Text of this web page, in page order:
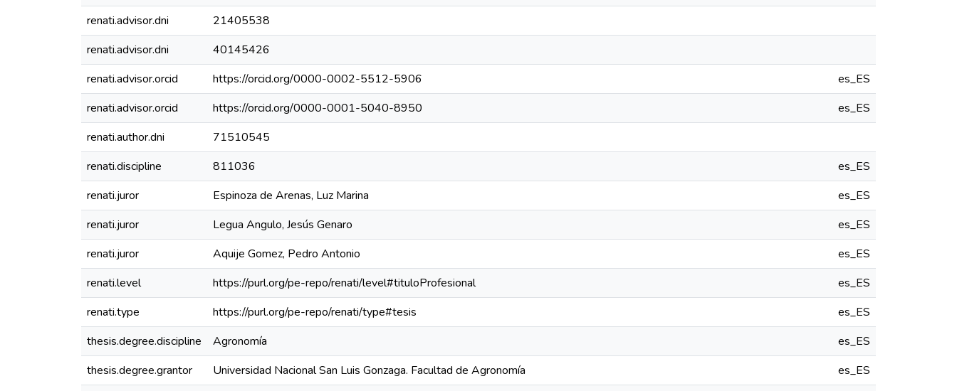
renati.advisor.dni
21405538
renati.advisor.dni
40145426
renati.advisor.orcid
https://orcid.org/0000-0002-5512-5906
es_ES
renati.advisor.orcid
https://orcid.org/0000-0001-5040-8950
es_ES
renati.author.dni
71510545
renati.discipline
811036
es_ES
renati.juror
Espinoza de Arenas, Luz Marina
es_ES
renati.juror
Legua Angulo, Jesús Genaro
es_ES
renati.juror
Aquije Gomez, Pedro Antonio
es_ES
renati.level
https://purl.org/pe-repo/renati/level#tituloProfesional
es_ES
renati.type
https://purl.org/pe-repo/renati/type#tesis
es_ES
thesis.degree.discipline
Agronomía
es_ES
thesis.degree.grantor
Universidad Nacional San Luis Gonzaga. Facultad de Agronomía
es_ES